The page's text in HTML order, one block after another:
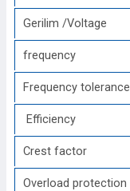
Gerilim /Voltage
frequency
Frequency tolerance
Efficiency
Crest factor
Overload protection